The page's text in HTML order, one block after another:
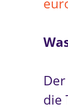
die